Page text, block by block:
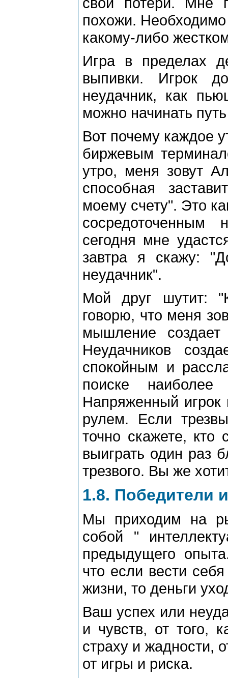
похожи. Необходимо
какому-либо
Игра в пределах
выпивки. Игрок
неудачник, как
можно начинать
Вот почему каждое
биржевым
утро, меня зовут
способная
моему счету". Это
сегодня мне
завтра я скажу:
неудачник".
Мой друг шутит:
говорю, что меня
мышление
Неудачников
спокойным и
поиске
Напряженный игрок
рулем. Если
точно скажете, кто
выиграть один раз
трезвого. Вы же
1.8. Победители
Мы приходим на
собой "
предыдущего
что если вести
жизни, то деньги
Ваш успех или
и чувств, от того,
страху и жадности,
от игры и риска.